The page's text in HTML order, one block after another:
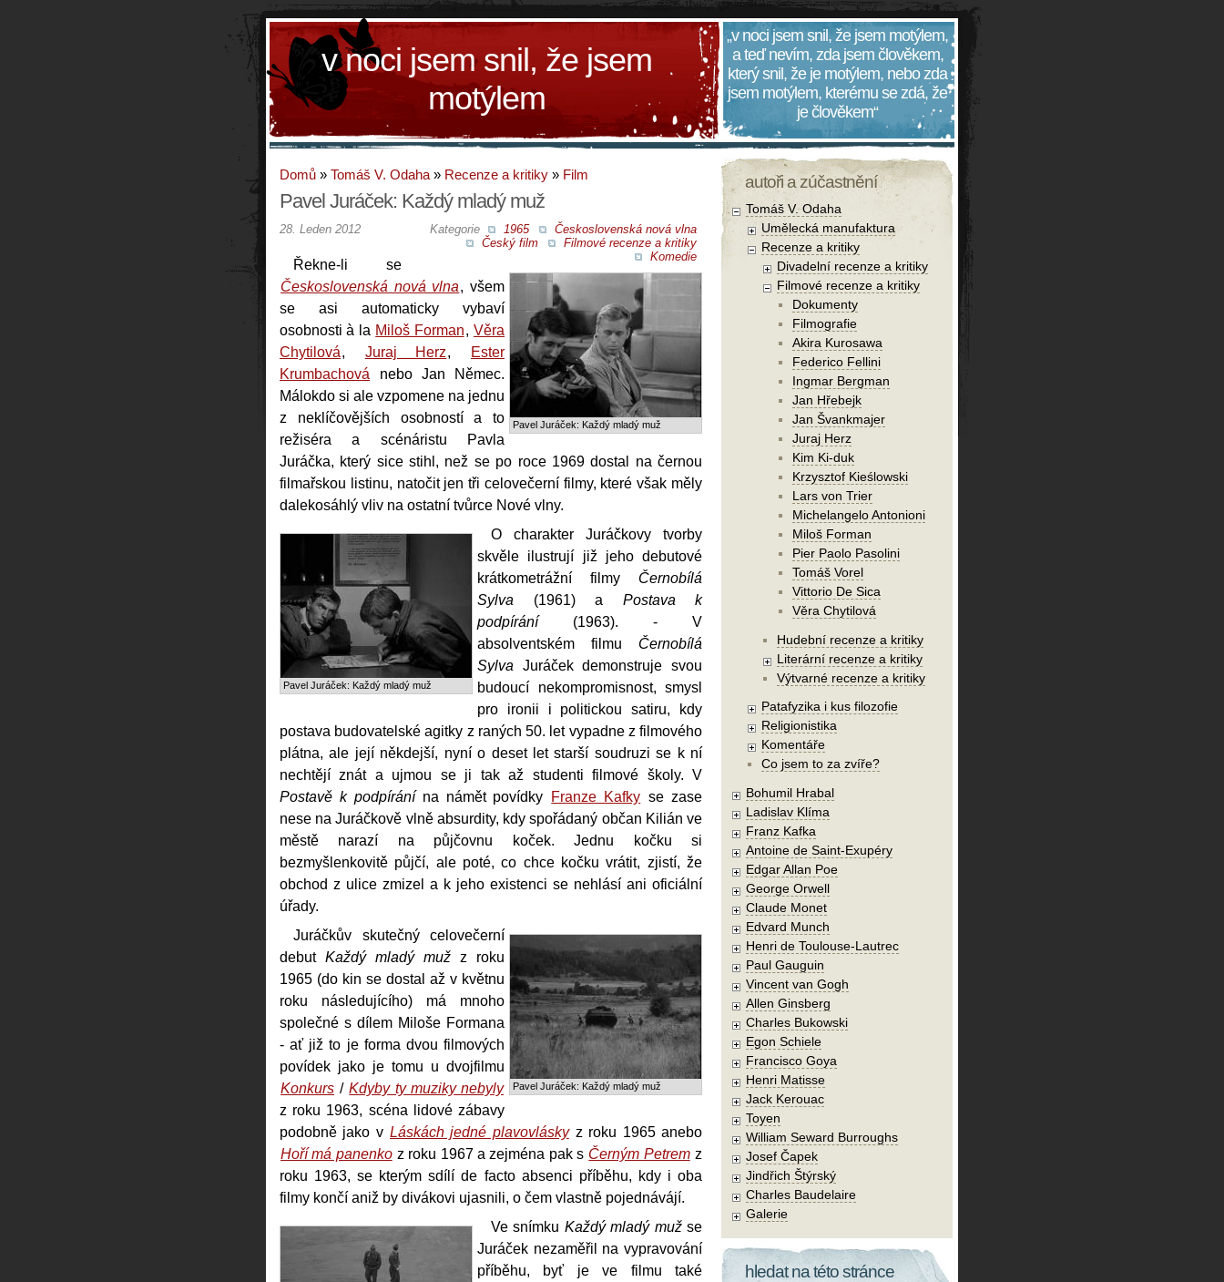
v noci jsem snil, že jsem
motýlem
„v noci jsem snil, že jsem motýlem,
a teď nevím, zda jsem člověkem,
který snil, že je motýlem, nebo zda
jsem motýlem, kterému se zdá, že
je člověkem“
Domů » Tomáš V. Odaha » Recenze a kritiky » Film
Pavel Juráček: Každý mladý muž
Kategorie 1965
Československá nová vlna
Český film
Filmové recenze a kritiky
Komedie
28. Leden 2012
Pavel Juráček: Každý mladý muž
Řekne-li se
Československá nová vlna, všem
se asi automaticky vybaví
osobnosti à la Miloš Forman, Věra
Chytilová, Juraj Herz,
Ester
Krumbachová
nebo Jan Němec.
Málokdo si ale vzpomene na jednu
z neklíčovějších osobností a to
režiséra a scénáristu Pavla
Juráčka, který sice stihl, než se po roce 1969 dostal na černou
filmařskou listinu, natočit jen tři celovečerní filmy, které však měly
dalekosáhlý vliv na ostatní tvůrce Nové vlny.
Pavel Juráček: Každý mladý muž
O charakter Juráčkovy tvorby
skvěle ilustrují již jeho debutové
krátkometrážní filmy Černobílá
Sylva (1961) a Postava k
podpírání(1963). - V
absolventském filmu Černobílá
Sylva Juráček demonstruje svou
budoucí nekompromisnost, smysl
pro ironii i politickou satiru, kdy
postava budovatelské agitky z raných 50. let vypadne z filmového
plátna, ale její někdejší, nyní o deset let starší soudruzi se k ní
nechtějí znát a ujmou se ji tak až studenti filmové školy. V
Postavě k podpíránína námět povídky Franze Kafky se zase
nese na Juráčkově vlně absurdity, kdy spořádaný občan Kilián ve
městě narazí na půjčovnu koček. Jednu kočku si
bezmyšlenkovitě půjčí, ale poté, co chce kočku vrátit, zjistí, že
obchod z ulice zmizel a k jeho existenci se nehlásí ani oficiální
úřady.
Pavel Juráček: Každý mladý muž
Juráčkův skutečný celovečerní
debut Každý mladý muž z roku
1965 (do kin se dostal až v květnu
roku následujícího) má mnoho
společné s dílem Miloše Formana
- ať již to je forma dvou filmových
povídek jako je tomu u dvojfilmu
Konkurs / Kdyby ty muziky nebyly
z roku 1963, scéna lidové zábavy
podobně jako v Láskách jedné plavovláskyz roku 1965 anebo
Hoří má panenko z roku 1967 a zejména pak s Černým Petrem z
roku 1963, se kterým sdílí de facto absenci příběhu, kdy i oba
filmy končí aniž by divákovi ujasnili, o čem vlastně pojednávájí.
Ve snímku Každý mladý mužse
Juráček nezaměřil na vypravování
příběhu, byť je ve filmu také
autoři a zúčastnění
Tomáš V. Odaha
Umělecká manufaktura
Recenze a kritiky
Divadelní recenze a kritiky
Filmové recenze a kritiky
Dokumenty
Filmografie
Akira Kurosawa
Federico Fellini
Ingmar Bergman
Jan Hřebejk
Jan Švankmajer
Juraj Herz
Kim Ki-duk
Krzysztof Kieślowski
Lars von Trier
Michelangelo Antonioni
Miloš Forman
Pier Paolo Pasolini
Tomáš Vorel
Vittorio De Sica
Věra Chytilová
Hudební recenze a kritiky
Literární recenze a kritiky
Výtvarné recenze a kritiky
Patafyzika i kus filozofie
Religionistika
Komentáře
Co jsem to za zvíře?
Bohumil Hrabal
Ladislav Klíma
Franz Kafka
Antoine de Saint-Exupéry
Edgar Allan Poe
George Orwell
Claude Monet
Edvard Munch
Henri de Toulouse-Lautrec
Paul Gauguin
Vincent van Gogh
Allen Ginsberg
Charles Bukowski
Egon Schiele
Francisco Goya
Henri Matisse
Jack Kerouac
Toyen
William Seward Burroughs
Josef Čapek
Jindřich Štýrský
Charles Baudelaire
Galerie
hledat na této stránce